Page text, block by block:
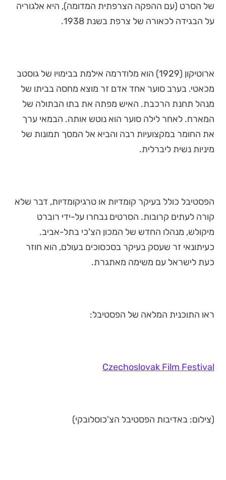
של הסרט (עם ההפקה הצרפתית המדומה), היא אלגוריה
על הבגידה לכאורה של צרפת בשנת 1938.
ארוטיקון (1929) הוא מלודרמה אילמת בבימויו של גוסטב
מכאטי. בערב סוער אחד אדם זר מוצא מחסה בביתו של
מנהל תחנת הרכבת. האיש מפתה את בתו הבתולה של
המארח. לאחר לילה סוער הוא נוטש אותה. הבמאי ערך
את החומר במקצועיות רבה והביא אל המסך תמונות של
מיניות נשית ליברלית.
הפסטיבל כולל בעיקר קומדיות או טרגיקומדיות, דבר שלא
קורה לעתים קרובות. הסרטים נבחרו על-ידי רוברט
מיקולש, מנהלו החדש של המכון הצ'כי בתל-אביב.
כעיתונאי זר שעסק בעיקר בסכסוכים בעולם, הוא חוזר
כעת לישראל עם משימה מאתגרת.
ראו התוכנית המלאה של הפסטיבל:
Czechoslovak Film Festival
(צילום: באדיבות הפסטיבל הצ'כוסלובקי)